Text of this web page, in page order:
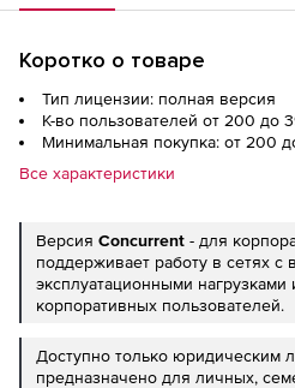
Коротко о товаре
Тип лицензии: полная версия
К-во пользователей от 200 до
Минимальная покупка: от 200
Все характеристики
Версия Concurrent - для
поддерживает работу в сетях с
эксплуатационными
корпоративных пользователей.
Доступно только юридическим
предназначено для личных,